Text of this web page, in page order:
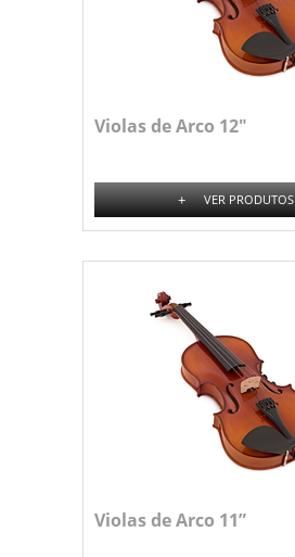
Violas de Arco 12"
+ VER PRODUTOS
Violas de Arco 11”